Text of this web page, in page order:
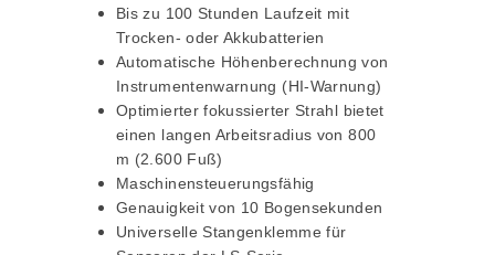
Bis zu 100 Stunden Laufzeit mit
Trocken- oder Akkubatterien
Automatische Höhenberechnung von
Instrumentenwarnung (HI-Warnung)
Optimierter fokussierter Strahl bietet
einen langen Arbeitsradius von 800
m (2.600 Fuß)
Maschinensteuerungsfähig
Genauigkeit von 10 Bogensekunden
Universelle Stangenklemme für